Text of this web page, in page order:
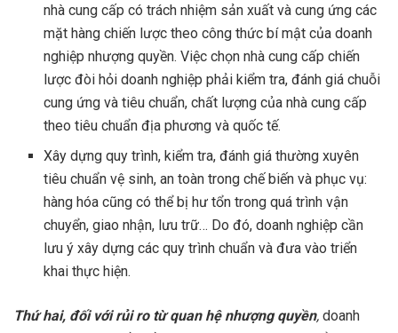
nhà cung cấp có trách nhiệm sản xuất và cung ứng các
mặt hàng chiến lược theo công thức bí mật của doanh
nghiệp nhượng quyền. Việc chọn nhà cung cấp chiến
lược đòi hỏi doanh nghiệp phải kiểm tra, đánh giá chuỗi
cung ứng và tiêu chuẩn, chất lượng của nhà cung cấp
theo tiêu chuẩn địa phương và quốc tế.
Xây dựng quy trình, kiểm tra, đánh giá thường xuyên
tiêu chuẩn vệ sinh, an toàn trong chế biến và phục vụ:
hàng hóa cũng có thể bị hư tổn trong quá trình vận
chuyển, giao nhận, lưu trữ… Do đó, doanh nghiệp cần
lưu ý xây dựng các quy trình chuẩn và đưa vào triển
khai thực hiện.
Thứ hai, đối với rủi ro từ quan hệ nhượng quyền, doanh